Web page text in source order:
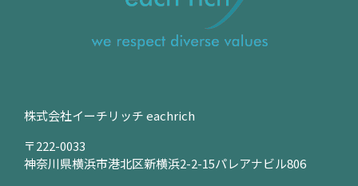
株式会社イーチリッチ eachrich
〒222-0033
神奈川県横浜市港北区新横浜2-2-15パレアナビル806